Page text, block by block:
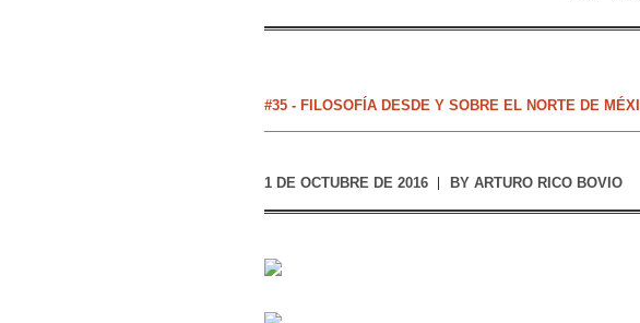
#35 - FILOSOFÍA DESDE Y SOBRE EL NORTE DE
1 DE OCTUBRE DE 2016 BY ARTURO RICO BOVIO